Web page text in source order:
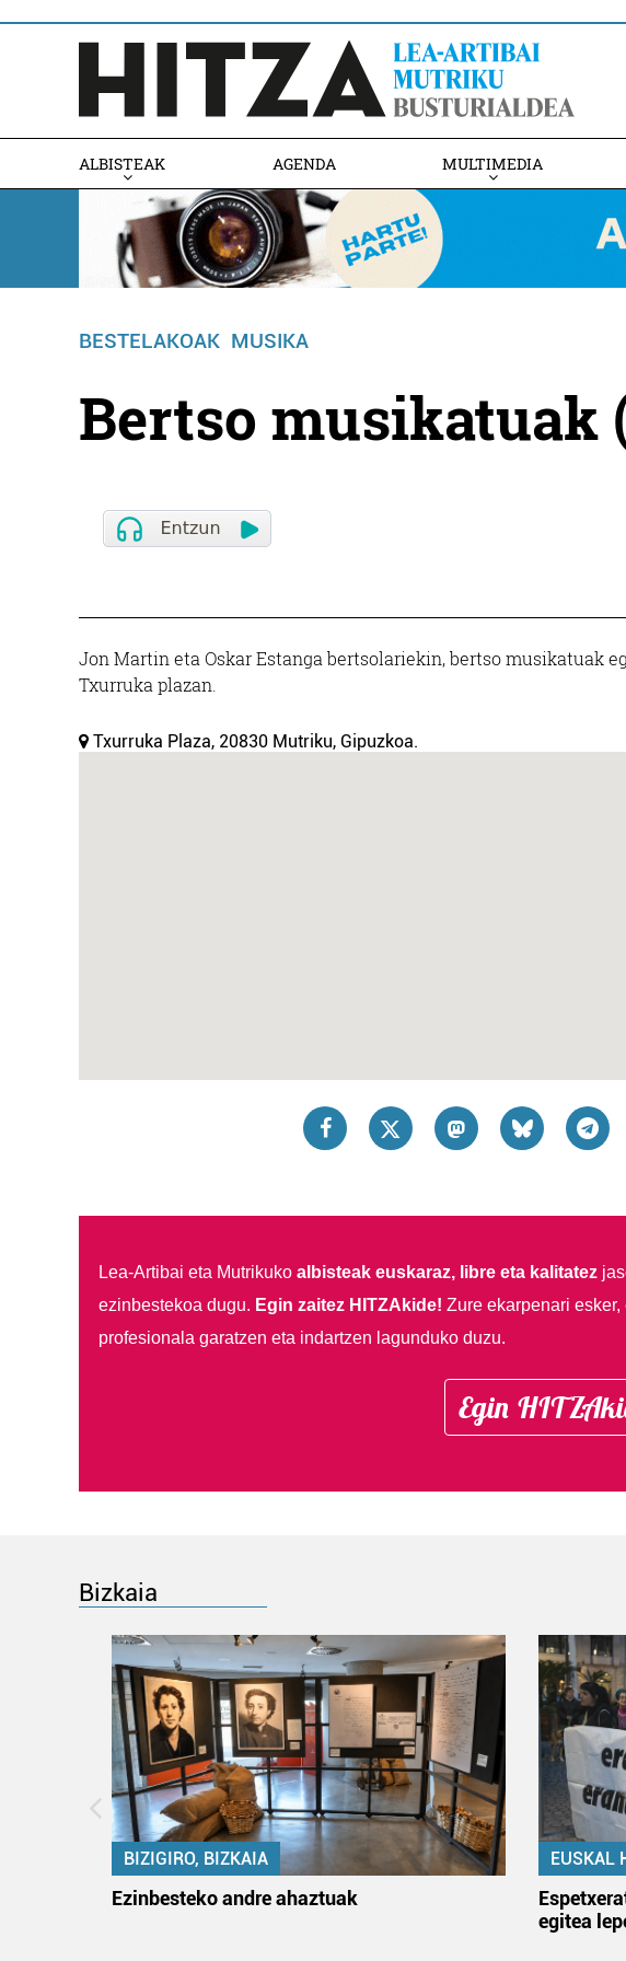
ALBISTEAK AGENDA MULTIMEDIA
BESTELAKOAK MUSIKA
Bertso
Jon Martin eta Oskar Estanga bertsolariekin, bertso musikatuak
Txurruka plazan.
Txurruka Plaza, 20830 Mutriku, Gipuzkoa.
Lea-Artibai eta Mutrikuko albisteak euskaraz, libre eta kalitatez
ezinbestekoa dugu. Egin zaitez HITZAkide! Zure ekarpenari
profesionala garatzen eta indartzen lagunduko duzu.
Egin
Bizkaia
BIZIGIRO, BIZKAIA
Ezinbesteko andre ahaztuak
EUSKAL
egitea